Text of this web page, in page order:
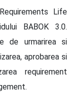
Life
BABOK 3.0.
de urmarirea si
aprobarea si
requirement